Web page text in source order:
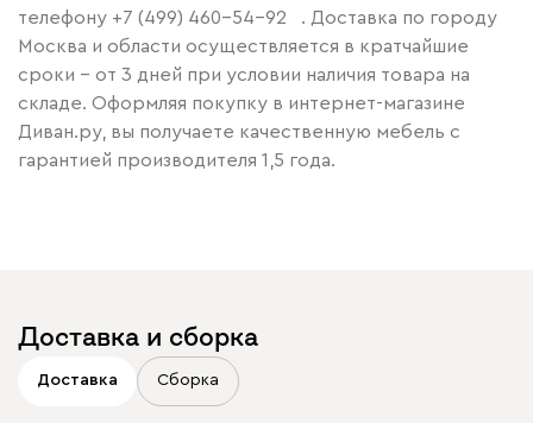
телефону +7 (499) 460-54-92
. Доставка по городу
Москва и области осуществляется в кратчайшие
сроки – от 3 дней при условии наличия товара на
складе. Оформляя покупку в интернет-магазине
Диван.ру, вы получаете качественную мебель с
гарантией производителя 1,5 года.
Доставка и сборка
Доставка Сборка